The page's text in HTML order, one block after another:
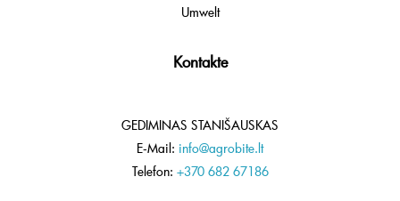
Umwelt
Kontakte
GEDIMINAS STANIŠAUSKAS
E-Mail: info@agrobite.lt
Telefon: +370 682 67186